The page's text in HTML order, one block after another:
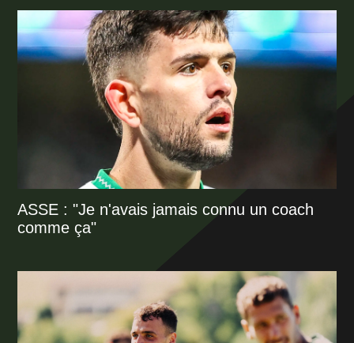
ASSE : "Je n'avais jamais connu un coach
comme ça"